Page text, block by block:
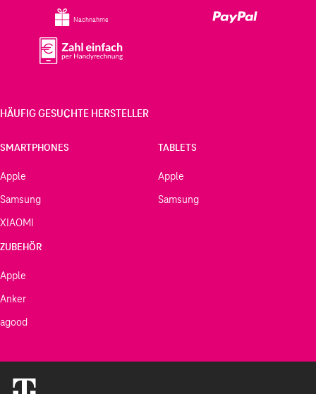
Nachnahme
HÄUFIG GESUCHTE HERSTELLER
SMARTPHONES
Apple
Samsung
XIAOMI
TABLETS
Apple
Samsung
ZUBEHÖR
Apple
Anker
agood